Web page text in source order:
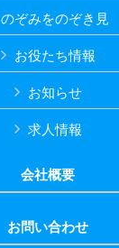
のぞみをのぞき見
お役たち情報
お知らせ
求人情報
会社概要
お問い合わせ